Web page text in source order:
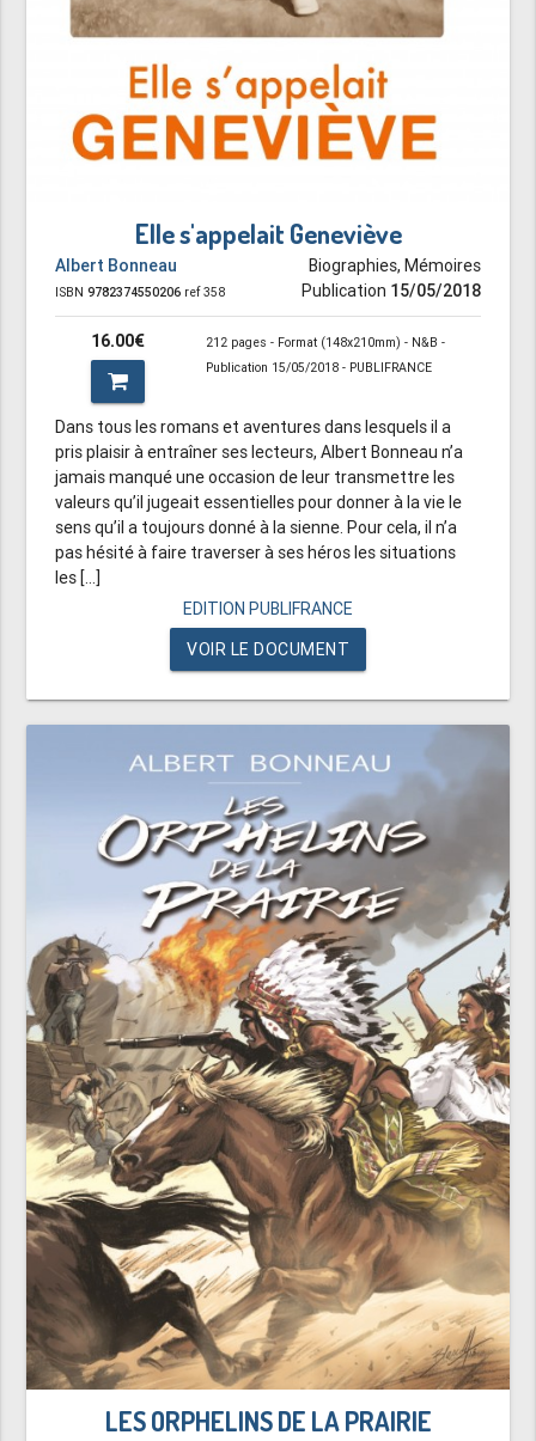
Elle s'appelait Geneviève
Albert Bonneau
ISBN9782374550206 ref 358
Biographies, Mémoires
Publication 15/05/2018
16.00€
212 pages - Format (148x210mm) - N&B -
Publication 15/05/2018 - PUBLIFRANCE
Dans tous les romans et aventures dans lesquels il a
pris plaisir à entraîner ses lecteurs, Albert Bonneau n’a
jamais manqué une occasion de leur transmettre les
valeurs qu’il jugeait essentielles pour donner à la vie le
sens qu’il a toujours donné à la sienne. Pour cela, il n’a
pas hésité à faire traverser à ses héros les situations
les [...]
EDITION PUBLIFRANCE
VOIR LE DOCUMENT
LES ORPHELINS DE LA PRAIRIE